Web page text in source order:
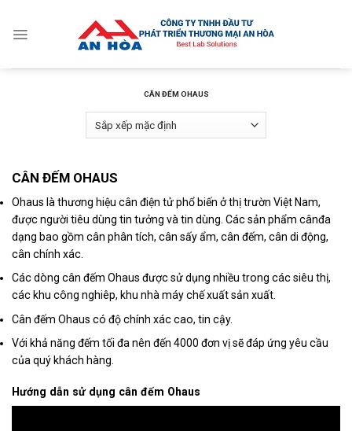
content
CÂN ĐẾM OHAUS
CÂN ĐẾM OHAUS
Ohaus là thương hiệu cân điện tử phổ biến ở thị trườn Việt Nam,
được người tiêu dùng tin tưởng và tin dùng. Các sản phẩm cânđa
dạng bao gồm cân phân tích, cân sấy ẩm, cân đếm, cân di động,
cân chính xác.
Các dòng cân đếm Ohaus được sử dụng nhiều trong các siêu thị,
các khu công nghiêp, khu nhà máy chế xuất sản xuất.
Cân đếm Ohaus có độ chính xác cao, tin cậy.
Với khả năng đếm tối đa nên đến 4000 đơn vị sẽ đáp ứng yêu cầu
của quý khách hàng.
Hướng dẫn sử dụng cân đếm Ohaus